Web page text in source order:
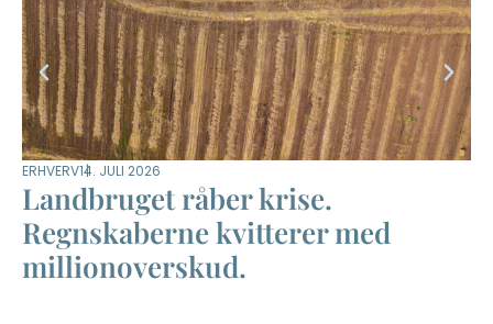
ERHVERV14. JULI 2026
Landbruget råber krise.
Regnskaberne kvitterer med
millionoverskud.